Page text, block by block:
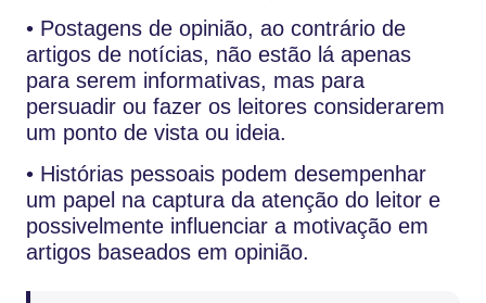
• Postagens de opinião, ao contrário de
artigos de notícias, não estão lá apenas
para serem informativas, mas para
persuadir ou fazer os leitores considerarem
um ponto de vista ou ideia.
• Histórias pessoais podem desempenhar
um papel na captura da atenção do leitor e
possivelmente influenciar a motivação em
artigos baseados em opinião.